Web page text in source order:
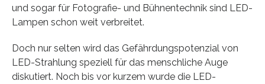
und sogar für Fotografie- und Bühnentechnik sind LED-
Lampen schon weit verbreitet.
Doch nur selten wird das Gefährdungspotenzial von
LED-Strahlung speziell für das menschliche Auge
diskutiert. Noch bis vor kurzem wurde die LED-